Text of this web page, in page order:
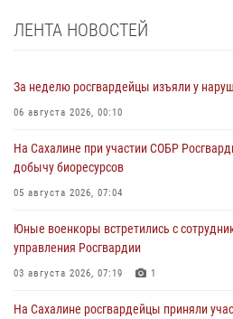
ЛЕНТА НОВОСТЕЙ
За неделю росгвардейцы изъяли у
06 августа 2026, 00:10
На Сахалине при участии СОБР
добычу биоресурсов
05 августа 2026, 07:04
Юные военкоры встретились с
управления Росгвардии
03 августа 2026, 07:19 1
На Сахалине росгвардейцы приняли